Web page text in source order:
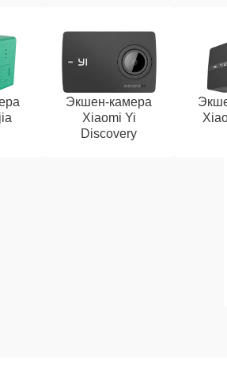
Экшен-камера
Xiaomi Yi
Discovery